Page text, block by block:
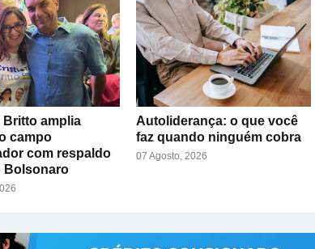
Britto amplia
campo
com respaldo
Bolsonaro
Autoliderança: o que você
faz quando ninguém cobra
07 Agosto, 2026